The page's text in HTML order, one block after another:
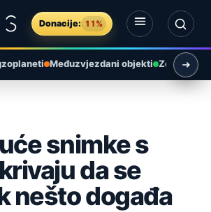
Donacije: 11%
Međuzvjezdani objekti Zemlja i
snimke s
da se
nešto događa